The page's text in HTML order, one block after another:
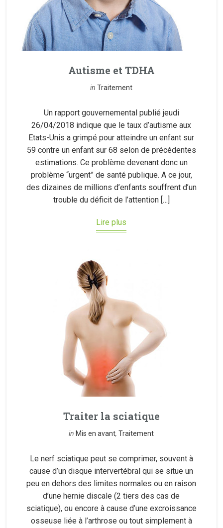
Autisme et TDHA
inTraitement
Un rapport gouvernemental publié jeudi
26/04/2018 indique que le taux d’autisme aux
Etats-Unis a grimpé pour atteindre un enfant sur
59 contre un enfant sur 68 selon de précédentes
estimations. Ce problème devenant donc un
problème “urgent” de santé publique. A ce jour,
des dizaines de millions d’enfants souffrent d’un
trouble du déficit de l’attention […]
Lire plus
Traiter la sciatique
in Mis en avant,Traitement
Le nerf sciatique peut se comprimer, souvent à
cause d’un disque intervertébral qui se situe un
peu en dehors des limites normales ou en raison
d’une hernie discale (2 tiers des cas de
sciatique), ou encore à cause d’une excroissance
osseuse liée à l’arthrose ou tout simplement à